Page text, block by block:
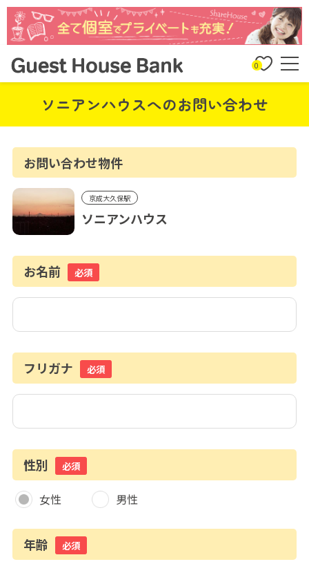
0
ソニアンハウスへのお問い合わせ
お問い合わせ物件
京成大久保駅
ソニアンハウス
お名前 必須
フリガナ 必須
性別 必須
女性 男性
年齢 必須